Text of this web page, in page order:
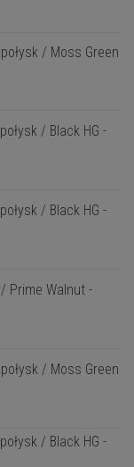
/ Moss Green
/ Black HG -
/ Black HG -
Prime Walnut -
/ Moss Green
/ Black HG -